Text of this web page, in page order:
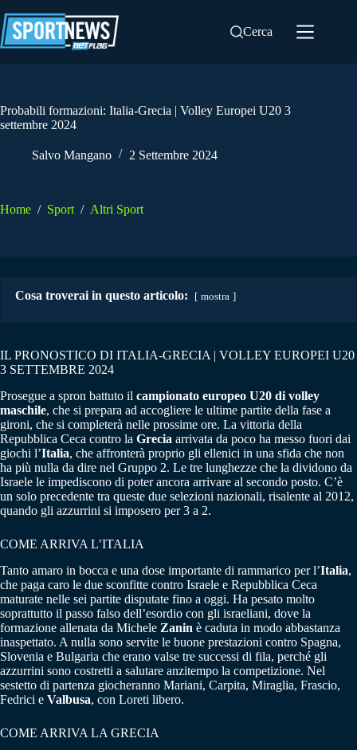
al
contenuto
Cerca
Probabili formazioni: Italia-Grecia | Volley Europei U20 3
settembre 2024
Salvo Mangano 2 Settembre 2024
Home / Sport / Altri Sport
Cosa troverai in questo articolo: mostra
IL PRONOSTICO DI ITALIA-GRECIA | VOLLEY EUROPEI U20
3 SETTEMBRE 2024
Prosegue a spron battuto il campionato europeo U20 di volley
maschile, che si prepara ad accogliere le ultime partite della fase a
gironi, che si completerà nelle prossime ore. La vittoria della
Repubblica Ceca contro la Grecia arrivata da poco ha messo fuori dai
giochi l’Italia, che affronterà proprio gli ellenici in una sfida che non
ha più nulla da dire nel Gruppo 2. Le tre lunghezze che la dividono da
Israele le impediscono di poter ancora arrivare al secondo posto. C’è
un solo precedente tra queste due selezioni nazionali, risalente al 2012,
quando gli azzurrini si imposero per 3 a 2.
COME ARRIVA L’ITALIA
Tanto amaro in bocca e una dose importante di rammarico per l’Italia,
che paga caro le due sconfitte contro Israele e Repubblica Ceca
maturate nelle sei partite disputate fino a oggi. Ha pesato molto
soprattutto il passo falso dell’esordio con gli israeliani, dove la
formazione allenata da Michele Zanin è caduta in modo abbastanza
inaspettato. A nulla sono servite le buone prestazioni contro Spagna,
Slovenia e Bulgaria che erano valse tre successi di fila, perché gli
azzurrini sono costretti a salutare anzitempo la competizione. Nel
sestetto di partenza giocheranno Mariani, Carpita, Miraglia, Frascio,
Fedrici e Valbusa, con Loreti libero.
COME ARRIVA LA GRECIA